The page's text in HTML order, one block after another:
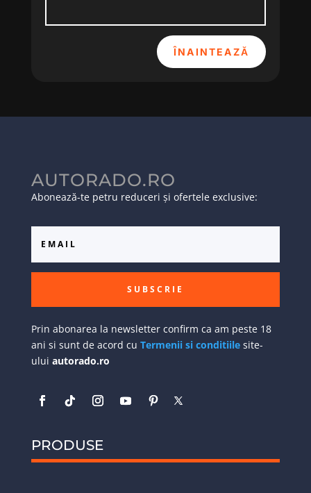
ÎNAINTEAZĂ
AUTORADO.RO
Abonează-te petru reduceri și ofertele exclusive:
SUBSCRIE
Prin abonarea la newsletter confirm ca am peste 18
ani si sunt de acord cu Termenii si conditiilesite-
ului autorado.ro
PRODUSE